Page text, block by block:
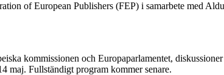
of European Publishers (FEP) i samarbete med
kommissionen och Europaparlamentet,
maj. Fullständigt program kommer senare.